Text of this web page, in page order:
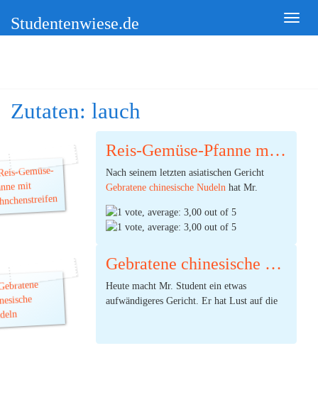
Studentenwiese.de
Zutaten: lauch
Reis-Gemüse-Pfanne mit Hähnchenstreifen
Nach seinem letzten asiatischen Gericht
Gebratene chinesische Nudeln hat Mr.
zaubert er daraus in guter alter Studenten-
Reste-Verwertungs-Manier eine leckere Reis-
(Ø:3,00
durch 1 Stimmen) |1Kommentar
Gebratene chinesische Nudeln
Heute macht Mr. Student ein etwas
aufwändigeres Gericht. Er hat Lust auf die
Na dann mögen Ying und Yang uns